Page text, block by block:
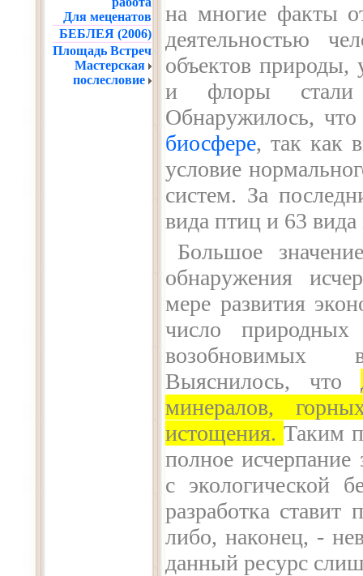
Для меценатов
БЕБЛЕЯ (2006)
Площадь Встреч
Мастерская
послесловие
на многие факты
деятельностью
объектов природы,
и флоры стали
Обнаружилось,
биосфере, так как
условие
систем. За
вида птиц и 63
Большое
обнаружения
мере развития
число природных
возобновимых
Выяснилось, что
минералов,
истощения. Таким
полное исчерпание
с экологической
разработка ставит
либо, наконец, -
данный ресурс